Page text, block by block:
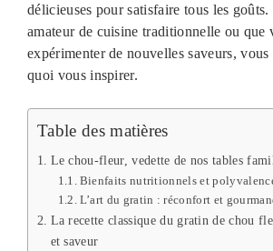
délicieuses pour satisfaire tous les
amateur de cuisine traditionnelle ou que
expérimenter de nouvelles saveurs,
quoi vous inspirer.
Table des matières
Le chou-fleur, vedette de nos tables
Bienfaits nutritionnels et
L’art du gratin : réconfort et
La recette classique du gratin de chou
et saveur